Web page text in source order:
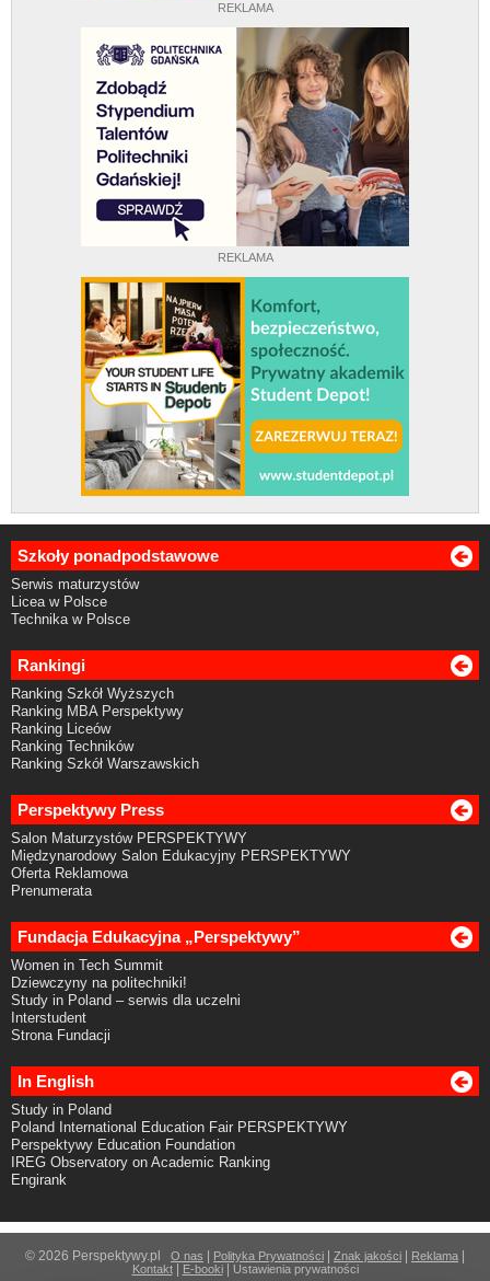
REKLAMA
REKLAMA
Szkoły ponadpodstawowe
Serwis maturzystów
Licea w Polsce
Technika w Polsce
Rankingi
Ranking Szkół Wyższych
Ranking MBA Perspektywy
Ranking Liceów
Ranking Techników
Ranking Szkół Warszawskich
Perspektywy Press
Salon Maturzystów PERSPEKTYWY
Międzynarodowy Salon Edukacyjny PERSPEKTYWY
Oferta Reklamowa
Prenumerata
Fundacja Edukacyjna „Perspektywy”
Women in Tech Summit
Dziewczyny na politechniki!
Study in Poland – serwis dla uczelni
Interstudent
Strona Fundacji
In English
Study in Poland
Poland International Education Fair PERSPEKTYWY
Perspektywy Education Foundation
IREG Observatory on Academic Ranking
Engirank
© 2026 Perspektywy.pl O nas Polityka Prywatności Znak jakości Reklama
Kontakt| E-booki| Ustawienia prywatności